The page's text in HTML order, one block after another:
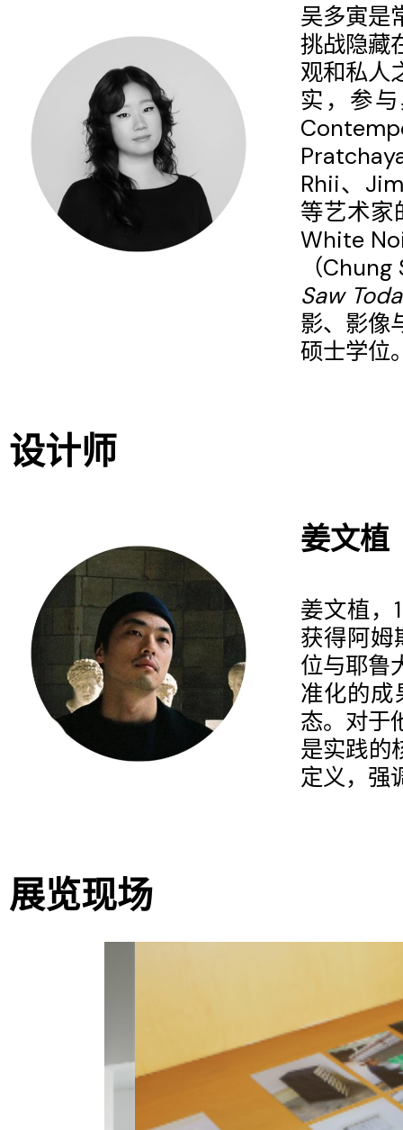
吴多寅是
挑战隐藏
观和私人
实，参
Rhii、
等艺术家
White
（
Saw
影、影像
硕士学位
设计师
姜文植
姜文植，
获得阿姆
位与耶鲁
准化的成
态。对于
是实践的
定义，强
展览现场